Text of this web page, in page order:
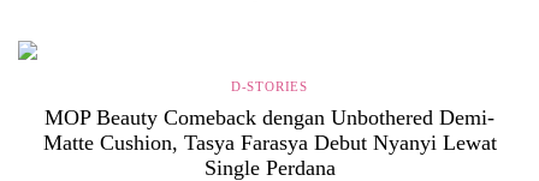
D-STORIES
MOP Beauty Comeback dengan Unbothered Demi-
Matte Cushion, Tasya Farasya Debut Nyanyi Lewat
Single Perdana